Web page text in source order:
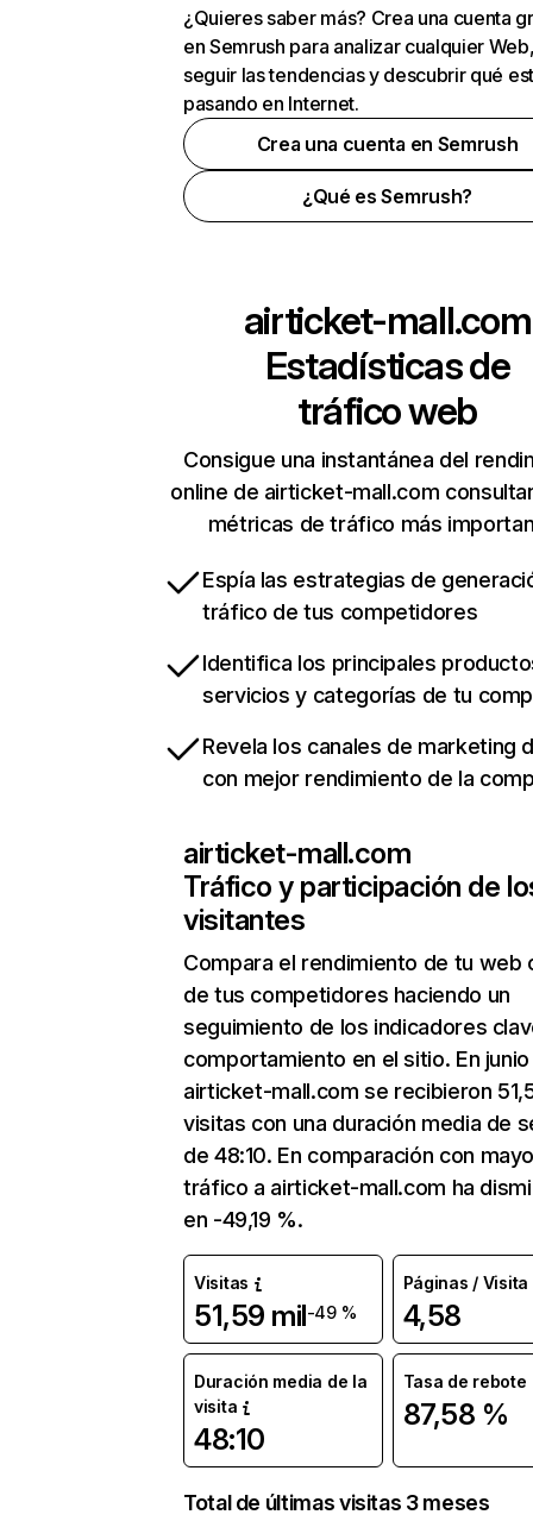
¿Quieres saber más? Crea una cuenta
en Semrush para analizar cualquier
seguir las tendencias y descubrir qué
pasando en Internet.
Crea una cuenta en Semrush
¿Qué es Semrush?
airticket-mall.com
Estadísticas de
tráfico web
Consigue una instantánea del
online de airticket-mall.com
métricas de tráfico más
Espía las estrategias de
tráfico de tus competidores
Identifica los principales
servicios y categorías de tu
Revela los canales de marketing
con mejor rendimiento de la
airticket-mall.com
Tráfico y participación de
visitantes
Compara el rendimiento de tu web
de tus competidores haciendo un
seguimiento de los indicadores
comportamiento en el sitio. En junio
airticket-mall.com se recibieron
visitas con una duración media de
de 48:10. En comparación con
tráfico a airticket-mall.com ha
en -49,19 %.
Visitas
51,59 mil-49 %
Páginas / Visita
4,58
Duración media de la
visita
48:10
Tasa de rebote
87,58 %
Total de últimas visitas 3 meses